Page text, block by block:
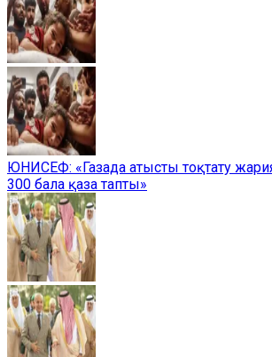
ЮНИСЕФ: «Газада атысты тоқтату
300 бала қаза тапты»